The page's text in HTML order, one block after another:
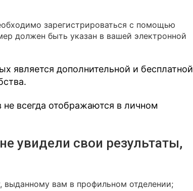
зарегистрироваться с помощью
должен быть указан в вашей электронной
является дополнительной и бесплатной
не всегда отображаются в личном
увидели свои результаты,
выданному вам в профильном отделении;